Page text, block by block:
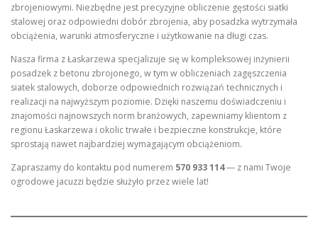
zbrojeniowymi. Niezbędne jest precyzyjne obliczenie gęstości siatki
stalowej oraz odpowiedni dobór zbrojenia, aby posadzka wytrzymała
obciążenia, warunki atmosferyczne i użytkowanie na długi czas.
Nasza firma z Łaskarzewa specjalizuje się w kompleksowej inżynierii
posadzek z betonu zbrojonego, w tym w obliczeniach zagęszczenia
siatek stalowych, doborze odpowiednich rozwiązań technicznych i
realizacji na najwyższym poziomie. Dzięki naszemu doświadczeniu i
znajomości najnowszych norm branżowych, zapewniamy klientom z
regionu Łaskarzewa i okolic trwałe i bezpieczne konstrukcje, które
sprostają nawet najbardziej wymagającym obciążeniom.
Zapraszamy do kontaktu pod numerem 570 933 114— z nami Twoje
ogrodowe jacuzzi będzie służyło przez wiele lat!